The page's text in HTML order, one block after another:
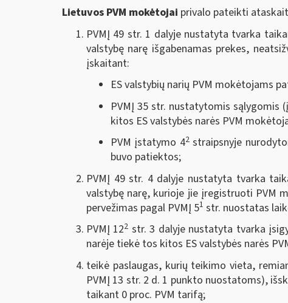
Lietuvos PVM mokėtojai privalo pateikti
PVMĮ 49 str. 1 dalyje nustatyta tvarka
valstybę narę išgabenamas prekes,
įskaitant:
ES valstybių narių PVM mokėtojams
PVMĮ 35 str. nustatytomis sąlygomis
kitos ES valstybės narės PVM
PVM įstatymo 42straipsnyje
buvo patiektos;
PVMĮ 49 str. 4 dalyje nustatyta tvarka
valstybę narę, kurioje jie įregistruoti PVM
pervežimas pagal PVMĮ 51 str. nuostatas
PVMĮ 122 str. 3 dalyje nustatyta tvarka
narėje tiekė tos kitos ES valstybės narės
teikė paslaugas, kurių teikimo vieta,
PVMĮ 13 str. 2 d. 1 punkto nuostatoms),
taikant 0 proc. PVM tarifą;